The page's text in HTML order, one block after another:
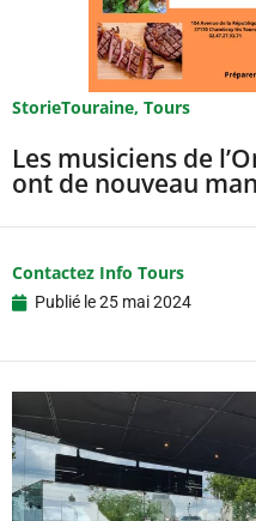
StorieTouraine, Tours
Les musiciens de
ont de nouveau
Contactez Info Tours
Publié le25 mai 2024